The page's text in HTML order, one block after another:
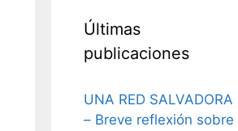
Últimas
publicaciones
UNA RED SALVADORA
– Breve reflexión sobre